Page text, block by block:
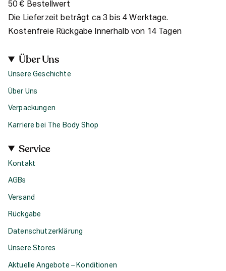
50 € Bestellwert
Die Lieferzeit beträgt ca 3 bis 4 Werktage.
Kostenfreie Rückgabe Innerhalb von 14 Tagen
Über Uns
Unsere Geschichte
Über Uns
Verpackungen
Karriere bei The Body Shop
Service
Kontakt
AGBs
Versand
Rückgabe
Datenschutzerklärung
Unsere Stores
Aktuelle Angebote – Konditionen